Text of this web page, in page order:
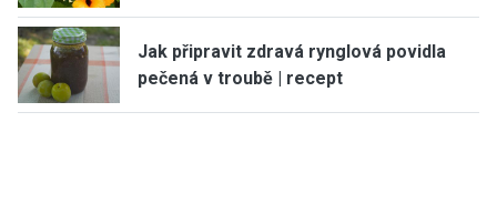
Jak připravit zdravá rynglová povidla
pečená v troubě | recept